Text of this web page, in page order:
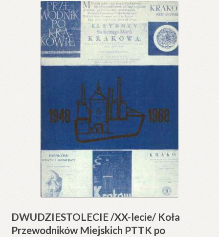
DWUDZIESTOLECIE /XX-lecie/ Koła
Przewodników Miejskich PTTK po